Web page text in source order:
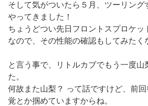
そして気がついたら５月、ツーリング
やってきました！
ちょうどつい先日フロントスプロケッ
なので、その性能の確認もしてみたく
と言う事で、リトルカブでもう一度山
た。
何故また山梨？ って話ですけど、前
覚とか掴めていますからね。